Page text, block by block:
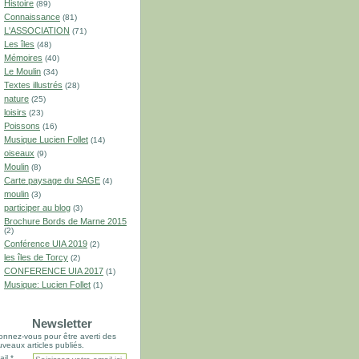
Histoire (89)
Connaissance (81)
L'ASSOCIATION (71)
Les îles (48)
Mémoires (40)
Le Moulin (34)
Textes illustrés (28)
nature (25)
loisirs (23)
Poissons (16)
Musique Lucien Follet (14)
oiseaux (9)
Moulin (8)
Carte paysage du SAGE (4)
moulin (3)
participer au blog (3)
Brochure Bords de Marne 2015
(2)
Conférence UIA 2019 (2)
les îles de Torcy (2)
CONFERENCE UIA 2017 (1)
Musique: Lucien Follet (1)
Newsletter
vous pour être averti des
articles publiés.